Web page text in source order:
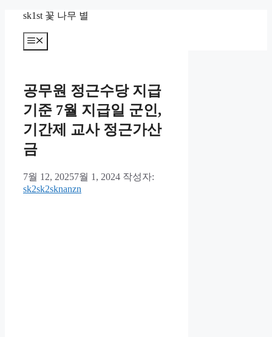
sk1st 꽃 나무 별
메
뉴
공무원 정근수당 지급
기준 7월 지급일 군인,
기간제 교사 정근가산
금
7월 12, 20257월 1, 2024 작성자:
sk2sk2sknanzn